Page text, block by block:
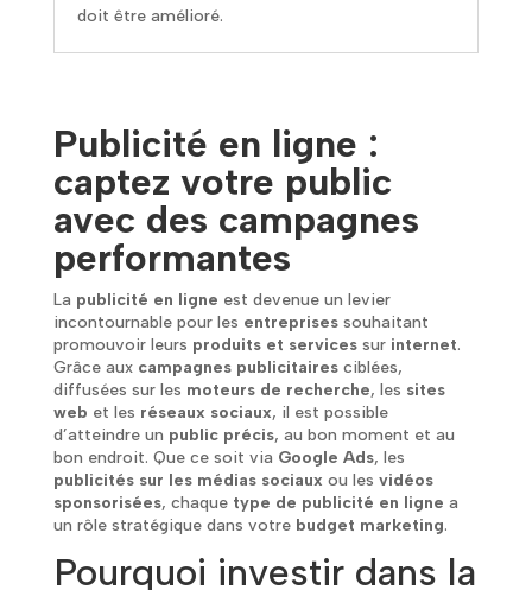
doit être amélioré.
Publicité en ligne :
captez votre public
avec des campagnes
performantes
La publicité en ligne est devenue un levier
incontournable pour les entreprisessouhaitant
promouvoir leurs produits et servicessur internet.
Grâce aux campagnes publicitairesciblées,
diffusées sur les moteurs de recherche, les sites
web et les réseaux sociaux, il est possible
d’atteindre un public précis, au bon moment et au
bon endroit. Que ce soit via Google Ads, les
publicités sur les médias sociaux ou les vidéos
sponsorisées, chaque type de publicité en ligne a
un rôle stratégique dans votre budget marketing.
Pourquoi investir dans la